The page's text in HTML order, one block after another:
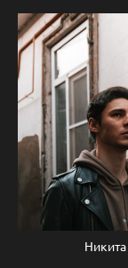
Никита